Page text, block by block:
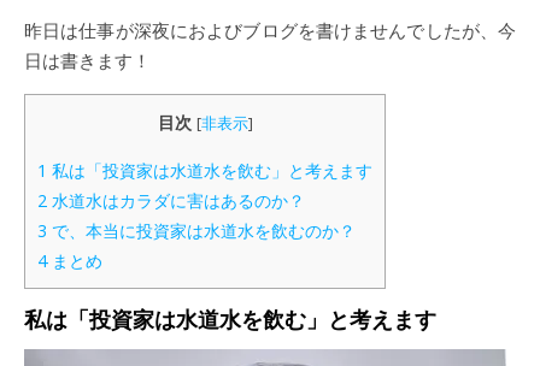
昨日は仕事が深夜におよびブログを書けませんでしたが、今
日は書きます！
目次 [非表示]
1 私は「投資家は水道水を飲む」と考えます
2 水道水はカラダに害はあるのか？
3 で、本当に投資家は水道水を飲むのか？
4まとめ
私は 「投資家は水道水を飲む」と考えます